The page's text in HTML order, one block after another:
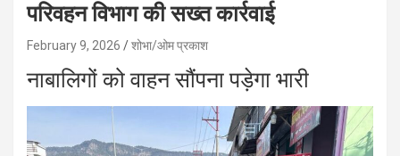
परिवहन विभाग की सख्त कार्रवाई
February 9, 2026 शोभा/ओम प्रकाश
नाबालिगों को वाहन सौंपना पड़ेगा भारी